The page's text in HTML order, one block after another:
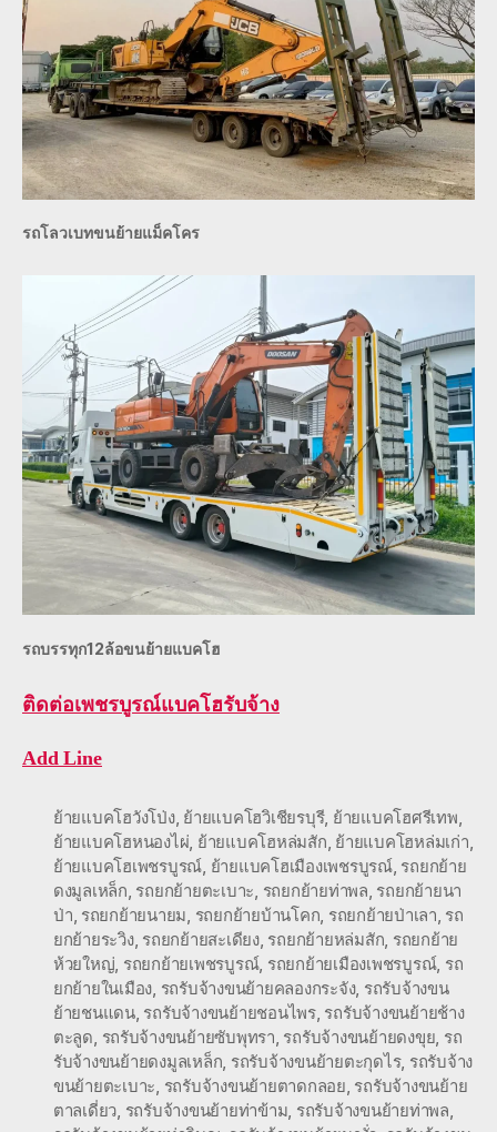
รถโลวเบทขนย้ายแม็คโคร
รถบรรทุก12ล้อขนย้ายแบคโฮ
ติดต่อเพชรบูรณ์แบคโฮรับจ้าง
Add Line
ย้ายแบคโฮวังโป่ง, ย้ายแบคโฮวิเชียรบุรี, ย้ายแบคโฮศรีเทพ,
ย้ายแบคโฮหนองไผ่, ย้ายแบคโฮหล่มสัก, ย้ายแบคโฮหล่มเก่า,
ย้ายแบคโฮเพชรบูรณ์, ย้ายแบคโฮเมืองเพชรบูรณ์, รถยกย้าย
ดงมูลเหล็ก, รถยกย้ายตะเบาะ, รถยกย้ายท่าพล, รถยกย้ายนา
ป่า, รถยกย้ายนายม, รถยกย้ายบ้านโคก, รถยกย้ายป่าเลา, รถ
ยกย้ายระวิง, รถยกย้ายสะเดียง, รถยกย้ายหล่มสัก, รถยกย้าย
ห้วยใหญ่, รถยกย้ายเพชรบูรณ์, รถยกย้ายเมืองเพชรบูรณ์, รถ
ยกย้ายในเมือง, รถรับจ้างขนย้ายคลองกระจัง, รถรับจ้างขน
ย้ายชนแดน, รถรับจ้างขนย้ายชอนไพร, รถรับจ้างขนย้ายช้าง
ตะลูด, รถรับจ้างขนย้ายซับพุทรา, รถรับจ้างขนย้ายดงขุย, รถ
รับจ้างขนย้ายดงมูลเหล็ก, รถรับจ้างขนย้ายตะกุดไร, รถรับจ้าง
ขนย้ายตะเบาะ, รถรับจ้างขนย้ายตาดกลอย, รถรับจ้างขนย้าย
ตาลเดี่ยว, รถรับจ้างขนย้ายท่าข้าม, รถรับจ้างขนย้ายท่าพล,